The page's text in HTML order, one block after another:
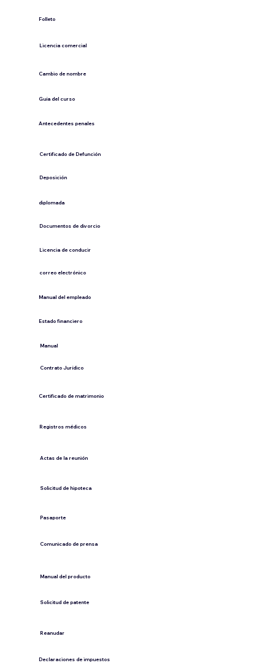
Folleto
​Licencia comercial
Cambio de nombre
Guía del curso
Antecedentes penales
​Certificado de Defunción
​Deposición
diplomada
Documentos de divorcio
Licencia de conducir
​correo electrónico
Manual del empleado
Estado financiero
​Manual
​Contrato Jurídico
Certificado de matrimonio
Registros médicos
Actas de la reunión
Solicitud de hipoteca
Pasaporte
Comunicado de prensa
​Manual del producto
​Solicitud de patente
​Reanudar
Declaraciones de impuestos